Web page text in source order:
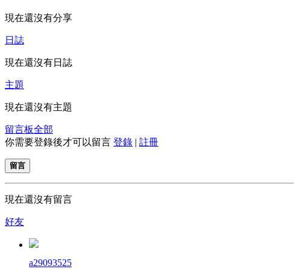
現在還沒有分享
日誌
現在還沒有日誌
主題
現在還沒有主題
留言板全部
你需要登錄後才可以留言 登錄 | 註冊
留言
現在還沒有留言
好友
a29093525